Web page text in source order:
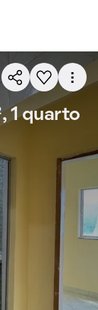
1 quarto